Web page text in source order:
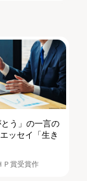
とう」の一言の
ッセイ「生き
Ｐ賞受賞作